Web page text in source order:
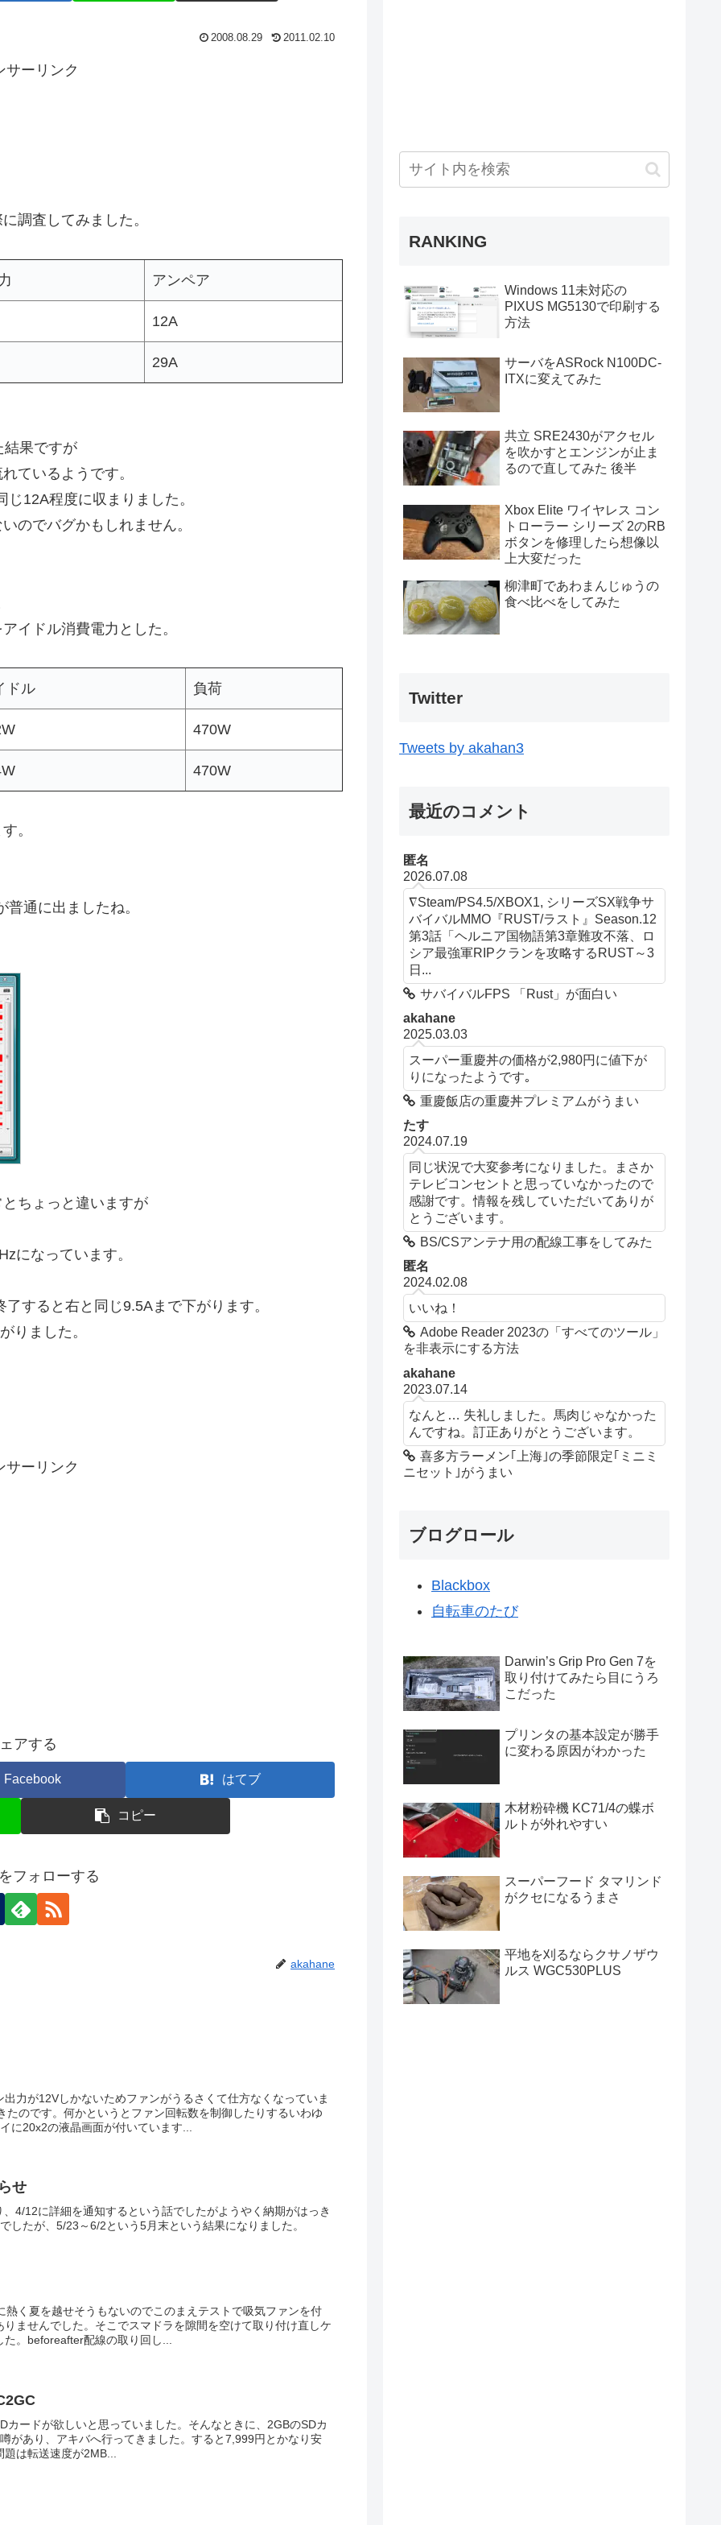
2008.08.29 2011.02.10
サーリンク
調査してみました。
アンペア
12A
29A
結果ですが
ているようです。
12A程度に収まりました。
のでバグかもしれません。
イドル消費電力とした。
ドル 負荷
470W
470W
。
通に出ましたね。
ちょっと違いますが
になっています。
すると右と同じ9.5Aまで下がります。
りました。
サーリンク
アする
Facebook はてブ
コピー
フォローする
akahane
力が12Vしかないためファンがうるさくて仕方なくなっていま
たのです。何かというとファン回転数を制御したりするいわゆ
に20x2の液晶画面が付いています...
せ
4/12に詳細を通知するという話でしたがようやく納期がはっき
したが、5/23～6/2という5月末という結果になりました。
熱く夏を越せそうもないのでこのまえテストで吸気ファンを付
ませんでした。そこでスマドラを隙間を空けて取り付け直しケ
た。beforeafter配線の取り回し...
カードが欲しいと思っていました。そんなときに、2GBのSDカ
があり、アキバへ行ってきました。すると7,999円とかなり安
は転送速度が2MB...
RANKING
Windows 11未対応の
PIXUS MG5130で印刷する
方法
サーバをASRock N100DC-
ITXに変えてみた
共立 SRE2430がアクセル
を吹かすとエンジンが止ま
るので直してみた 後半
Xbox Elite ワイヤレス コン
トローラー シリーズ 2のRB
ボタンを修理したら想像以
上大変だった
柳津町であわまんじゅうの
食べ比べをしてみた
Twitter
Tweets by akahan3
最近のコメント
匿名
2026.07.08
∇Steam/PS4.5/XBOX1, シリーズSX戦争サ
バイバルMMO『RUST/ラスト』Season.12
第3話「ヘルニア国物語第3章難攻不落、ロ
シア最強軍RIPクランを攻略するRUST～3
日...
サバイバルFPS 「Rust」が面白い
akahane
2025.03.03
スーパー重慶丼の価格が2,980円に値下が
りになったようです｡
重慶飯店の重慶丼プレミアムがうまい
たす
2024.07.19
同じ状況で大変参考になりました。まさか
テレビコンセントと思っていなかったので
感謝です。情報を残していただいてありが
とうございます。
BS/CSアンテナ用の配線工事をしてみた
匿名
2024.02.08
いいね！
Adobe Reader 2023の「すべてのツール」
を非表示にする方法
akahane
2023.07.14
なんと… 失礼しました。馬肉じゃなかった
んですね。訂正ありがとうございます。
喜多方ラーメン｢上海｣の季節限定｢ミニミ
ニセット｣がうまい
ブログロール
Blackbox
自転車のたび
Darwin’s Grip Pro Gen 7を
取り付けてみたら目にうろ
こだった
プリンタの基本設定が勝手
に変わる原因がわかった
木材粉砕機 KC71/4の蝶ボ
ルトが外れやすい
スーパーフード タマリンド
がクセになるうまさ
平地を刈るならクサノザウ
ルス WGC530PLUS